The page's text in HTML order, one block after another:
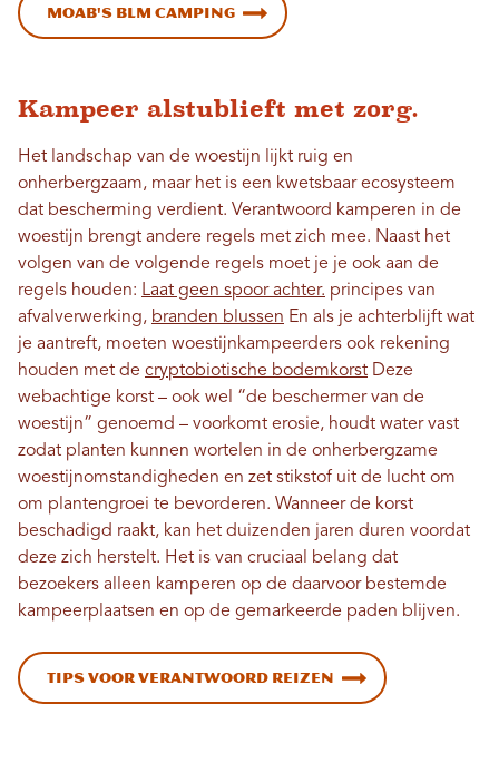
Moab's BLM Camping
Kampeer alstublieft met zorg.
Het landschap van de woestijn lijkt ruig en
onherbergzaam, maar het is een kwetsbaar ecosysteem
dat bescherming verdient. Verantwoord kamperen in de
woestijn brengt andere regels met zich mee. Naast het
volgen van de volgende regels moet je je ook aan de
regels houden: Laat geen spoor achter. principes van
afvalverwerking, branden blussen En als je achterblijft wat
je aantreft, moeten woestijnkampeerders ook rekening
houden met de cryptobiotische bodemkorst Deze
webachtige korst – ook wel “de beschermer van de
woestijn” genoemd – voorkomt erosie, houdt water vast
zodat planten kunnen wortelen in de onherbergzame
woestijnomstandigheden en zet stikstof uit de lucht om
om plantengroei te bevorderen. Wanneer de korst
beschadigd raakt, kan het duizenden jaren duren voordat
deze zich herstelt. Het is van cruciaal belang dat
bezoekers alleen kamperen op de daarvoor bestemde
kampeerplaatsen en op de gemarkeerde paden blijven.
Tips voor verantwoord reizen